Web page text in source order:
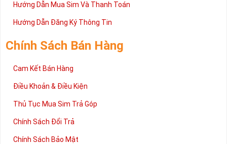
Hướng Dẫn Mua Sim Và Thanh Toán
Hướng Dẫn Đăng Ký Thông Tin
Chính Sách Bán Hàng
Cam Kết Bán Hàng
Điều Khoản & Điều Kiện
Thủ Tục Mua Sim Trả Góp
Chính Sách Đổi Trả
Chính Sách Bảo Mật